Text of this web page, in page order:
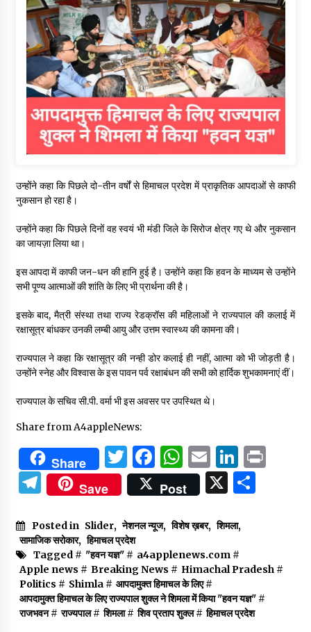
उन्होंने कहा कि पिछले दो-तीन वर्षों से हिमाचल प्रदेश में प्राकृतिक आपदाओं से काफी
नुकसान हो रहा है।
उन्होंने कहा कि पिछले दिनों वह स्वयं भी मंडी जिले के सिरोज क्षेत्र गए थे और नुकसान
का जायज़ा लिया था।
इस आपदा में काफी जन-धन की हानि हुई है। उन्होंने कहा कि हवन के माध्यम से उन्होंने
सभी पूण्य आत्माओं की शांति के लिए भी प्रार्थना की है।
इसके बाद, मैत्री संस्था तथा राज्य रेडक्रॉस की महिलाओं ने राज्यपाल की कलाई में
रक्षासूत्र बांधकर उनकी लम्बी आयु और उत्तम स्वास्थ्य की कामना की।
राज्यपाल ने कहा कि रक्षासूत्र की नन्ही डोर कलाई ही नहीं, आत्मा को भी जोड़ती है।
उन्होंने स्नेह और विश्वास के इस पावन पर्व रक्षाबंधन की सभी को हार्दिक शुभकामनाएं दीं।
राज्यपाल के सचिव सी.पी. वर्मा भी इस अवसर पर उपस्थित थे।
Share from A4appleNews:
Share Twitter
Facebook
WhatsApp
Email
Telegram
Save Post X
Posted in Slider, नेशनल न्यूज, विशेष ख़बर, शिमला,
सामाजिक सरोकार, हिमाचल प्रदेश
Tagged # "हवन यज्ञ"# a4applenews.com#
Apple news # Breaking News # Himachal Pradesh#
Politics # Shimla# आपदामुक्त हिमाचल के लिए#
आपदामुक्त हिमाचल के लिए राज्यपाल शुक्ल ने शिमला में किया "हवन यज्ञ"#
राजभवन# राज्यपाल# शिमला# शिव प्रताप शुक्ल# हिमाचल प्रदेश